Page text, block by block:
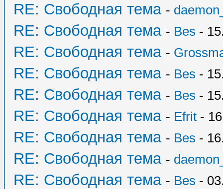
RE: Свободная тема -
RE: Свободная тема - Bes -
RE: Свободная тема -
RE: Свободная тема - Bes -
RE: Свободная тема - Bes -
RE: Свободная тема - Efrit -
RE: Свободная тема - Bes -
RE: Свободная тема -
RE: Свободная тема - Bes -